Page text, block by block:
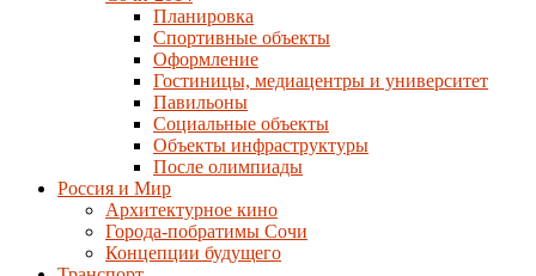
Планировка
Спортивные объекты
Оформление
Гостиницы, медиацентры и университет
Павильоны
Социальные объекты
Объекты инфраструктуры
После олимпиады
Россия и Мир
Архитектурное кино
Города-побратимы Сочи
Концепции будущего